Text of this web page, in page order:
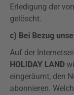
Erledigung der
gelöscht.
c) Bei Bezug
Auf der
HOLIDAY LAND
eingeräumt, den
abonnieren.